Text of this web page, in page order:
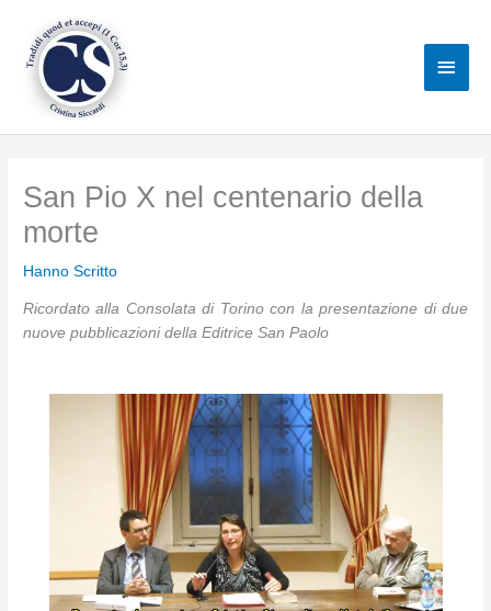
contenuto
San Pio X nel centenario della
morte
Hanno Scritto
Ricordato alla Consolata di Torino con la presentazione di due
nuove pubblicazioni della Editrice San Paolo